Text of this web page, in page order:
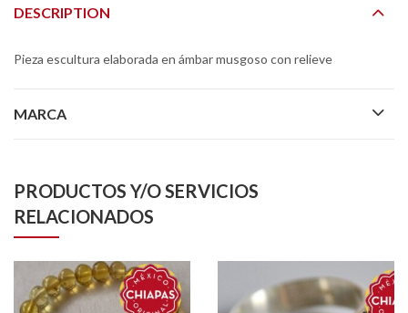
DESCRIPTION
Pieza escultura elaborada en ámbar musgoso con relieve
MARCA
PRODUCTOS Y/O SERVICIOS
RELACIONADOS